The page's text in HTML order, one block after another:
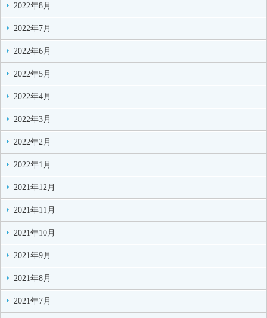
2022年8月
2022年7月
2022年6月
2022年5月
2022年4月
2022年3月
2022年2月
2022年1月
2021年12月
2021年11月
2021年10月
2021年9月
2021年8月
2021年7月